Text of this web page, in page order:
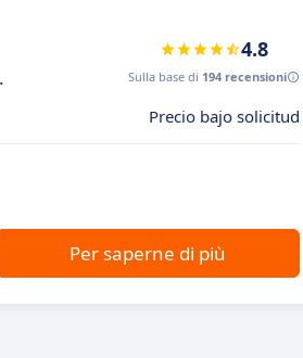
4.8
Sulla base di 194 recensioni
Precio bajo solicitud
Per saperne di più